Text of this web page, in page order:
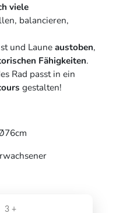
viele
balancieren,
und Launeaustoben,
Fähigkeiten.
Rad passt in ein
gestalten!
3 +